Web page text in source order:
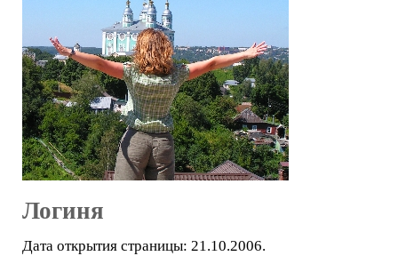
Логиня
Дата открытия страницы: 21.10.2006.